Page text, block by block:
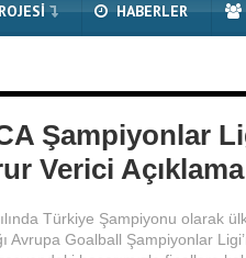
HABERLER
Şampiyonlar
Verici Açıklama
Türkiye Şampiyonu olarak
Avrupa Goalball Şampiyonlar